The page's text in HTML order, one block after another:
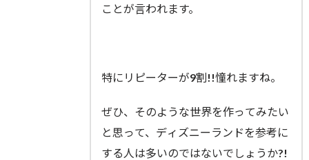
ことが言われます。
特にリピーターが9割!!憧れますね。
ぜひ、そのような世界を作ってみたい
と思って、ディズニーランドを参考に
する人は多いのではないでしょうか?!